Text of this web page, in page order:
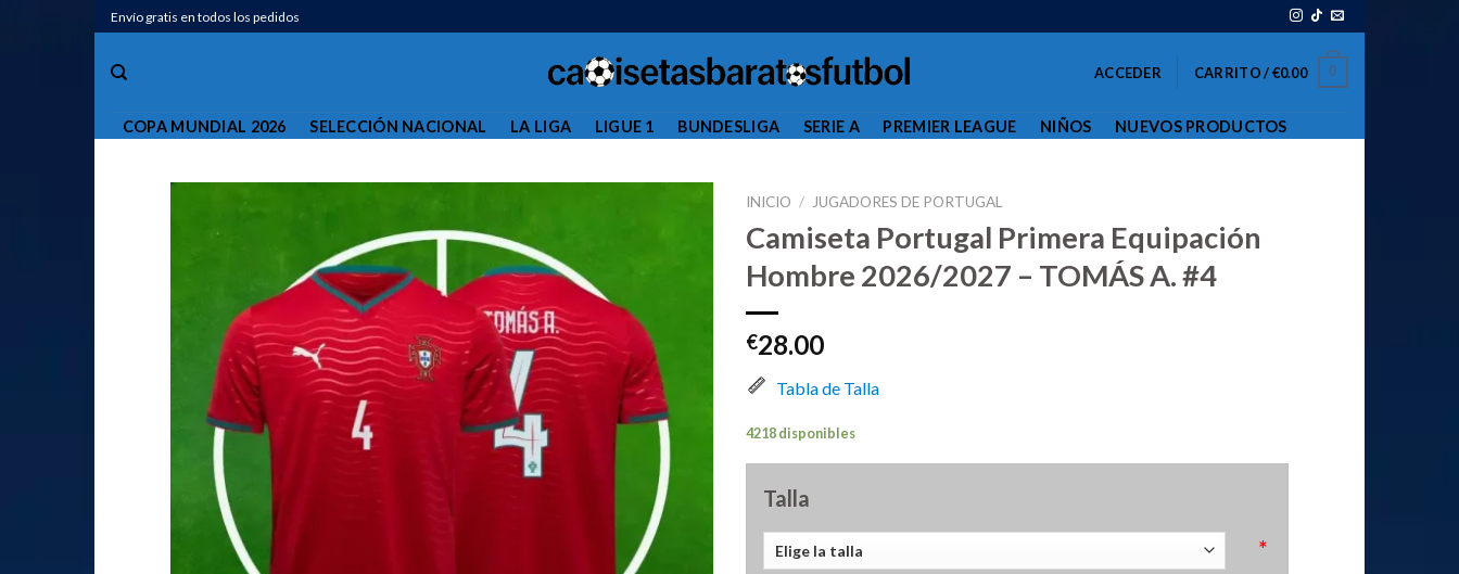
Saltar
al
contenido
Envío gratis en todos los pedidos
ACCEDER CARRITO /€0.00 0
COPA MUNDIAL 2026 SELECCIÓN NACIONAL LA LIGA LIGUE 1 BUNDESLIGA SERIE A PREMIER LEAGUE NIÑOS NUEVOS PRODUCTOS
INICIO / JUGADORES DE PORTUGAL
Camiseta Portugal Primera Equipación
Hombre 2026/2027 – TOMÁS A. #4
€28.00
Tabla de Talla
4218 disponibles
Talla
*